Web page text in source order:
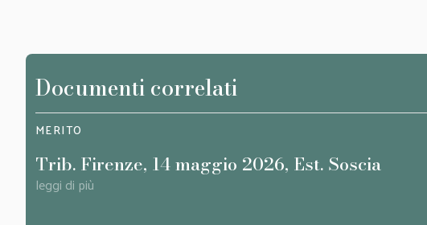
Documenti correlati
MERITO
Trib. Firenze, 14 maggio 2026, Est. Soscia
leggi di più